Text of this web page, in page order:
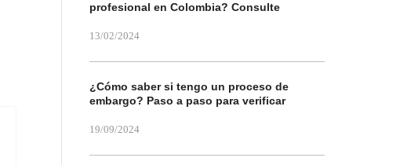
profesional en Colombia? Consulte
13/02/2024
¿Cómo saber si tengo un proceso de
embargo? Paso a paso para verificar
19/09/2024